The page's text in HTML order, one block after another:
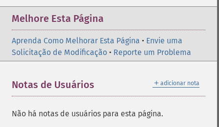
Melhore Esta Página
Aprenda Como Melhorar Esta Página • Envie uma
Solicitação de Modificação • Reporte um Problema
＋ adicionar nota
Notas de Usuários
Não há notas de usuários para esta página.